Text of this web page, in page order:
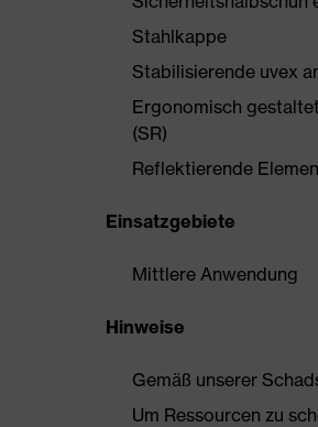
Stahlkappe
Stabilisierende uvex
Ergonomisch
(SR)
Reflektierende
Einsatzgebiete
Mittlere Anwendung
Hinweise
Gemäß unserer
Um Ressourcen zu